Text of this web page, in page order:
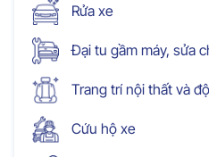
Rửa xe
Đại tu gầm máy, sửa
Trang trí nội thất và
Cứu hộ xe